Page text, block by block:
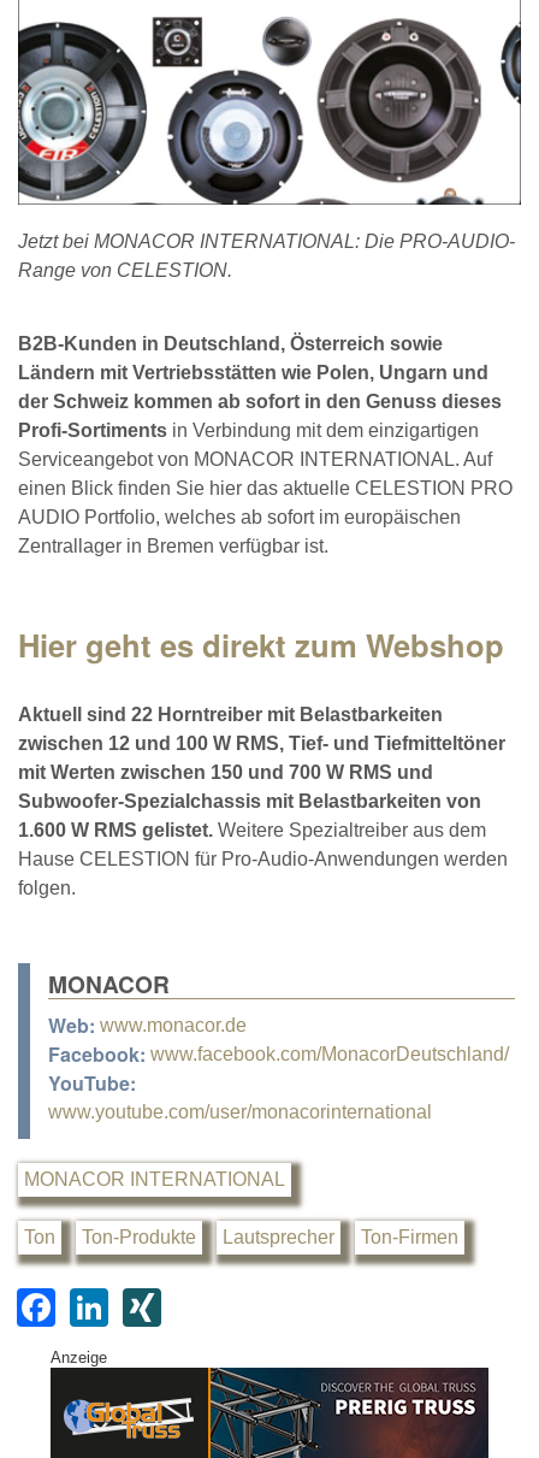
Jetzt bei MONACOR INTERNATIONAL: Die PRO-AUDIO-
Range von CELESTION.
B2B-Kunden in Deutschland, Österreich sowie
Ländern mit Vertriebsstätten wie Polen, Ungarn und
der Schweiz kommen ab sofort in den Genuss dieses
Profi-Sortiments in Verbindung mit dem einzigartigen
Serviceangebot von MONACOR INTERNATIONAL. Auf
einen Blick finden Sie hier das aktuelle CELESTION PRO
AUDIO Portfolio, welches ab sofort im europäischen
Zentrallager in Bremen verfügbar ist.
Hier geht es direkt zum Webshop
Aktuell sind 22 Horntreiber mit Belastbarkeiten
zwischen 12 und 100 W RMS, Tief- und Tiefmitteltöner
mit Werten zwischen 150 und 700 W RMS und
Subwoofer-Spezialchassis mit Belastbarkeiten von
1.600 W RMS gelistet. Weitere Spezialtreiber aus dem
Hause CELESTION für Pro-Audio-Anwendungen werden
folgen.
MONACOR
Web: www.monacor.de
Facebook: www.facebook.com/MonacorDeutschland/
YouTube:
www.youtube.com/user/monacorinternational
MONACOR INTERNATIONAL
Ton Ton-Produkte Lautsprecher Ton-Firmen
F
a
c
e
Li
k
e
G
Anzeige